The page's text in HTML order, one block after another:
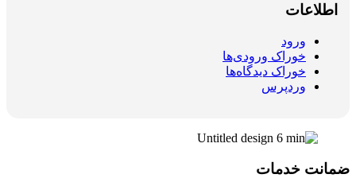
اطلاعات
ورود
خوراک ورودی‌ها
خوراک دیدگاه‌ها
وردپرس
ضمانت خدمات